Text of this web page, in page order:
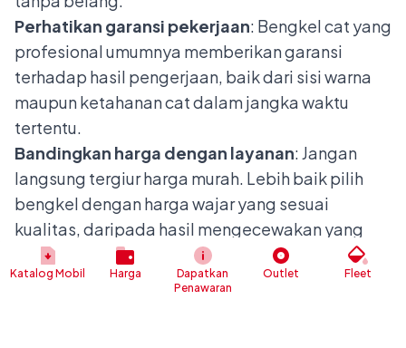
Perhatikan garansi pekerjaan: Bengkel cat yang
profesional umumnya memberikan garansi
terhadap hasil pengerjaan, baik dari sisi warna
maupun ketahanan cat dalam jangka waktu
tertentu.
Bandingkan harga dengan layanan: Jangan
langsung tergiur harga murah. Lebih baik pilih
bengkel dengan harga wajar yang sesuai
kualitas, daripada hasil mengecewakan yang
justru membuat Anda harus mengeluarkan biaya
tambahan.
Katalog Mobil Harga
Dapatkan
Penawaran
Outlet Fleet